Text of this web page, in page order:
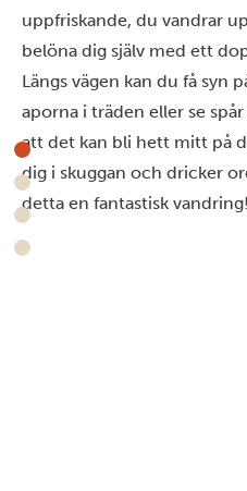
uppfriskande, du vandrar
belöna dig själv med ett
Längs vägen kan du få syn
aporna i träden eller se
att det kan bli hett mitt på
dig i skuggan och dricker
detta en fantastisk vandring!